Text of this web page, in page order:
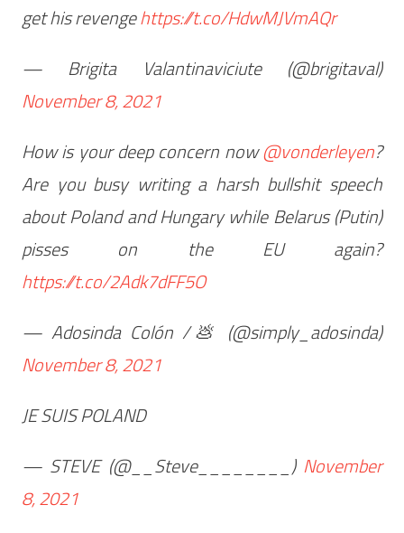
get his revengehttps://t.co/HdwMJVmAQr
— Brigita Valantinaviciute (@brigitaval)
November 8, 2021
How is your deep concern now@vonderleyen?
Are you busy writing a harsh bullshit speech
about Poland and Hungary while Belarus (Putin)
pisses on the EU again?
https://t.co/2Adk7dFF5O
— Adosinda Colón /💩 (@simply_adosinda)
November 8, 2021
JE SUIS POLAND
— STEVE (@__Steve________) November
8, 2021